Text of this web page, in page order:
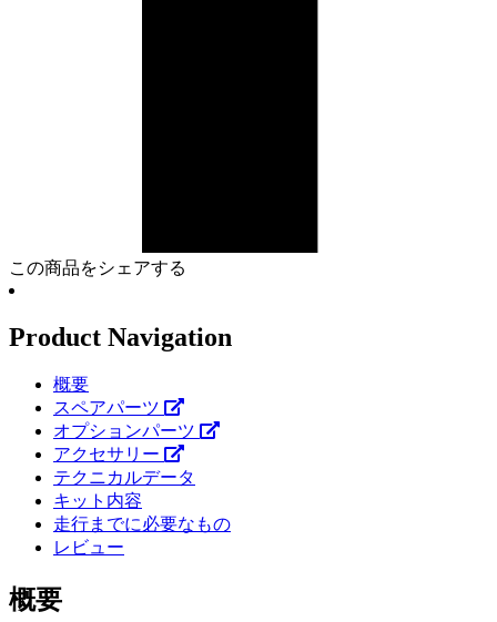
この商品をシェアする
Product Navigation
概要
スペアパーツ
オプションパーツ
アクセサリー
テクニカルデータ
キット内容
走行までに必要なもの
レビュー
概要